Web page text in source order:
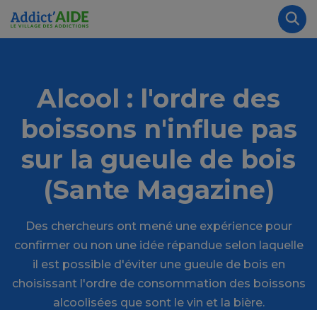
Aller au contenu principal
Alcool : l'ordre des
boissons n'influe pas
sur la gueule de bois
(Sante Magazine)
Des chercheurs ont mené une expérience pour
confirmer ou non une idée répandue selon laquelle
il est possible d'éviter une gueule de bois en
choisissant l'ordre de consommation des boissons
alcoolisées que sont le vin et la bière.
Panneau de gestion des cookies